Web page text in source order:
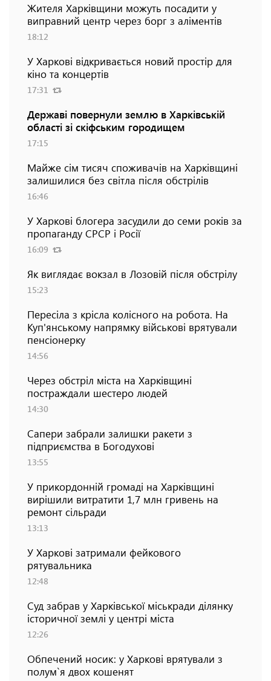
Жителя Харківщини можуть посадити у
виправний центр через борг з аліментів
18:12
У Харкові відкривається новий простір для
кіно та концертів
17:31
Державі повернули землю в Харківській
області зі скіфським городищем
17:15
Майже сім тисяч споживачів на Харківщині
залишилися без світла після обстрілів
16:46
У Харкові блогера засудили до семи років за
пропаганду СРСР і Росії
16:09
Як виглядає вокзал в Лозовій після обстрілу
15:23
Пересіла з крісла колісного на робота. На
Куп'янському напрямку військові врятували
пенсіонерку
14:56
Через обстріл міста на Харківщині
постраждали шестеро людей
14:30
Сапери забрали залишки ракети з
підприємства в Богодухові
13:55
У прикордонній громаді на Харківщині
вирішили витратити 1,7 млн гривень на
ремонт сільради
13:13
У Харкові затримали фейкового
рятувальника
12:48
Суд забрав у Харківської міськради ділянку
історичної землі у центрі міста
12:26
Обпечений носик: у Харкові врятували з
полум`я двох кошенят